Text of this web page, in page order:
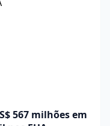
567 milhões em